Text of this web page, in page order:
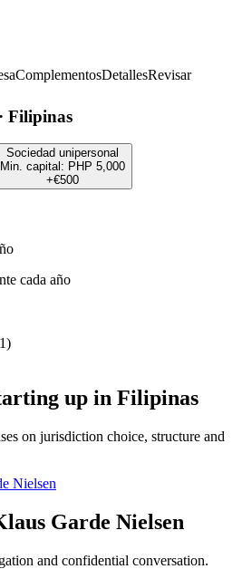
ComplementosDetallesRevisar
· Filipinas
Sociedad unipersonal
Min. capital: PHP 5,000
+€500
cada año
up in Filipinas
on jurisdiction choice, structure and
Nielsen
Garde Nielsen
and confidential conversation.